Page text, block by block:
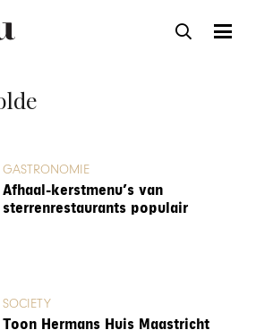
GASTRONOMIE
Afhaal-kerstmenu’s van
sterrenrestaurants populair
SOCIETY
Toon Hermans Huis Maastricht